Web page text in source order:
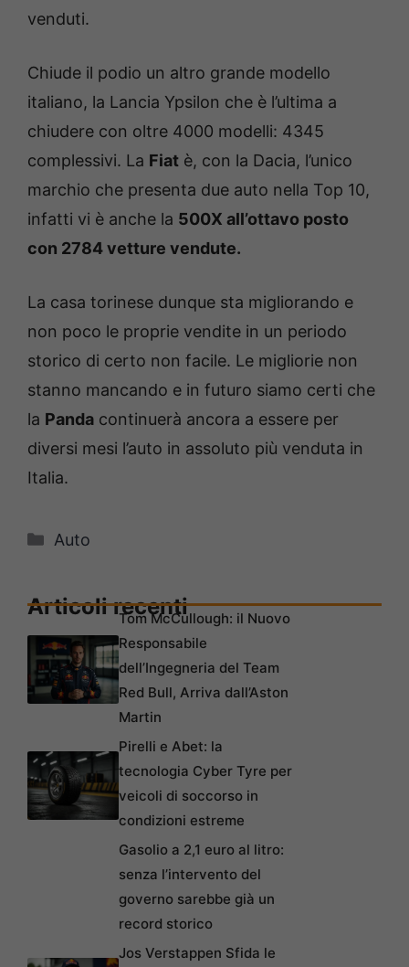
venduti.
Chiude il podio un altro grande modello
italiano, la Lancia Ypsilon che è l’ultima a
chiudere con oltre 4000 modelli: 4345
complessivi. La Fiat è, con la Dacia, l’unico
marchio che presenta due auto nella Top 10,
infatti vi è anche la 500X all’ottavo posto
con 2784 vetture vendute.
La casa torinese dunque sta migliorando e
non poco le proprie vendite in un periodo
storico di certo non facile. Le migliorie non
stanno mancando e in futuro siamo certi che
la Panda continuerà ancora a essere per
diversi mesi l’auto in assoluto più venduta in
Italia.
Categorie
Auto
Articoli recentiTom McCullough: il Nuovo
Responsabile
dell’Ingegneria del Team
Red Bull, Arriva dall’Aston
Martin
Pirelli e Abet: la
tecnologia Cyber Tyre per
veicoli di soccorso in
condizioni estreme
Gasolio a 2,1 euro al litro:
senza l’intervento del
governo sarebbe già un
record storico
Jos Verstappen Sfida le